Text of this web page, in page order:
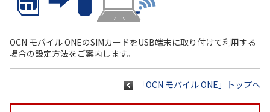
各種ダウンロード
OCN モバイル ONEのSIMカードをUSB端末に取り付けて利用する
場合の設定方法をご案内します。
「OCN モバイル ONE」トップへ